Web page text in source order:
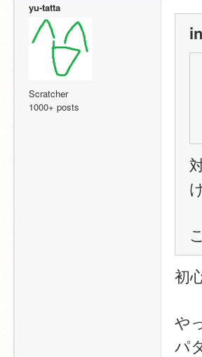
yu-tatta
Scratcher
1000+ posts
初
や
パ